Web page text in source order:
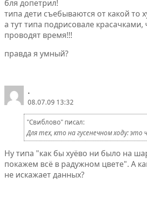
бля допетрил!
типа дети съебываются от какой то
а тут типа подрисовале красачками,
проводят время!!!
правда я умный?
.
08.07.09 13:32
"Свиблово" писал:
Для тех, кто на гусенечном ходу: это
Ну типа "как бы хуёво ни было на
покажем всё в радужном цвете". А
не искажает данных?